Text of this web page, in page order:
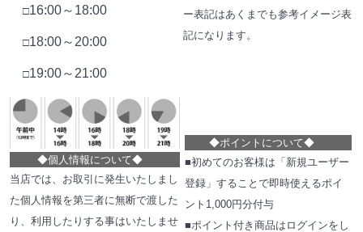
□16:00～18:00
□18:00～20:00
□19:00～21:00
◆個人情報について◆
当店では、お取引に発生いたしまし
た個人情報を第三者に無断で渡した
り、利用したりする事はいたしませ
ー表記はあくまでも参考イメージ表
記になります。
◆ポイントについて◆
■初めてのお客様は「新規ユーザー
登録」することで即時使えるポイ
ント1,000円分付与
■ポイント付き商品はログインをし